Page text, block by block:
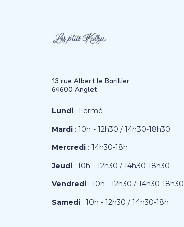
13 rue Albert le Barillier
64600 Anglet
Lundi : Fermé
Mardi : 10h - 12h30 / 14h30-18h30
Mercredi : 14h30-18h
Jeudi : 10h - 12h30 / 14h30-18h30
Vendredi : 10h - 12h30 / 14h30-18h30
Samedi : 10h - 12h30 / 14h30-18h